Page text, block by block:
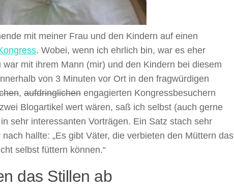
mit meiner Frau und den Kindern auf einen
. Wobei, wenn ich ehrlich bin, war es eher
mit ihrem Mann (mir) und den Kindern bei diesem
von 3 Minuten vor Ort in den fragwürdigen
, aufdringlichen engagierten Kongressbesuchern
Blogartikel wert wären, saß ich selbst (auch gerne
sehr interessanten Vorträgen. Ein Satz stach sehr
hallte: „Es gibt Väter, die verbieten den Müttern das
selbst füttern können.“
das Stillen ab